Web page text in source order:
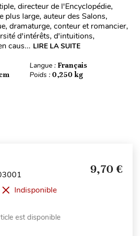
directeur de l'Encyclopédie,
plus large, auteur des Salons,
dramaturge, conteur et romancier,
d'intérêts, d'intuitions,
caus... LIRE LA SUITE
Langue : Français
Poids : 0,250 kg
9,70 €
Indisponible
est disponible